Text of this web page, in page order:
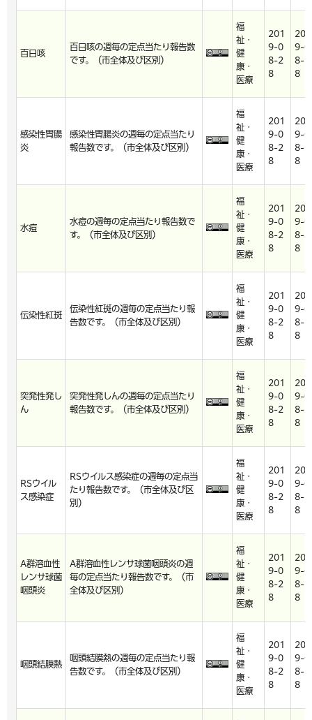
百日咳
百日咳の週毎の定点当たり報告数
です。（市全体及び区別）
福
祉・
健
康・
医療
201
9-0
8-2
8
201
9-0
8-2
8
感染性胃腸
炎
感染性胃腸炎の週毎の定点当たり
報告数です。（市全体及び区別）
福
祉・
健
康・
医療
201
9-0
8-2
8
201
9-0
8-2
8
水痘
水痘の週毎の定点当たり報告数で
す。（市全体及び区別）
福
祉・
健
康・
医療
201
9-0
8-2
8
201
9-0
8-2
8
伝染性紅斑
伝染性紅斑の週毎の定点当たり報
告数です。（市全体及び区別）
福
祉・
健
康・
医療
201
9-0
8-2
8
201
9-0
8-2
8
突発性発し
ん
突発性発しんの週毎の定点当たり
報告数です。（市全体及び区別）
福
祉・
健
康・
医療
201
9-0
8-2
8
201
9-0
8-2
8
RSウイル
ス感染症
RSウイルス感染症の週毎の定点当
たり報告数です。（市全体及び区
別）
福
祉・
健
康・
医療
201
9-0
8-2
8
201
9-0
8-2
8
A群溶血性
レンサ球菌
咽頭炎
A群溶血性レンサ球菌咽頭炎の週
毎の定点当たり報告数です。（市
全体及び区別）
福
祉・
健
康・
医療
201
9-0
8-2
8
201
9-0
8-2
8
咽頭結膜熱
咽頭結膜熱の週毎の定点当たり報
告数です。（市全体及び区別）
福
祉・
健
康・
医療
201
9-0
8-2
8
201
9-0
8-2
8